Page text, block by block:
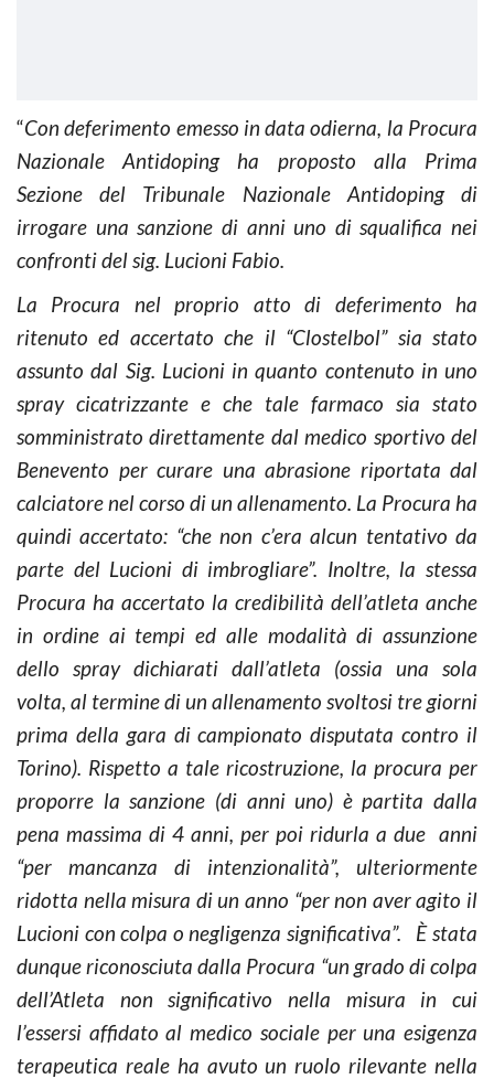
“Con deferimento emesso in data odierna, la Procura
Nazionale Antidoping ha proposto alla Prima
Sezione del Tribunale Nazionale Antidoping di
irrogare una sanzione di anni uno di squalifica nei
confronti del sig. Lucioni Fabio.
La Procura nel proprio atto di deferimento ha
ritenuto ed accertato che il “Clostelbol” sia stato
assunto dal Sig. Lucioni in quanto contenuto in uno
spray cicatrizzante e che tale farmaco sia stato
somministrato direttamente dal medico sportivo del
Benevento per curare una abrasione riportata dal
calciatore nel corso di un allenamento. La Procura ha
quindi accertato: “che non c’era alcun tentativo da
parte del Lucioni di imbrogliare”. Inoltre, la stessa
Procura ha accertato la credibilità dell’atleta anche
in ordine ai tempi ed alle modalità di assunzione
dello spray dichiarati dall’atleta (ossia una sola
volta, al termine di un allenamento svoltosi tre giorni
prima della gara di campionato disputata contro il
Torino). Rispetto a tale ricostruzione, la procura per
proporre la sanzione (di anni uno) è partita dalla
pena massima di 4 anni, per poi ridurla a due anni
“per mancanza di intenzionalità”, ulteriormente
ridotta nella misura di un anno “per non aver agito il
Lucioni con colpa o negligenza significativa”. È stata
dunque riconosciuta dalla Procura “un grado di colpa
dell’Atleta non significativo nella misura in cui
l’essersi affidato al medico sociale per una esigenza
terapeutica reale ha avuto un ruolo rilevante nella